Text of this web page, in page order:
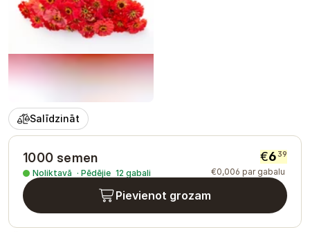
Salīdzināt
1000 semen
Noliktavā · Pēdējie 12 gabali
€639
€0,006 par gabalu
Pievienot grozam